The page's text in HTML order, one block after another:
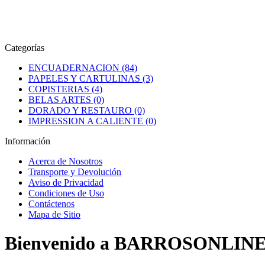
Categorías
ENCUADERNACION (84)
PAPELES Y CARTULINAS (3)
COPISTERIAS (4)
BELAS ARTES (0)
DORADO Y RESTAURO (0)
IMPRESSION A CALIENTE (0)
Información
Acerca de Nosotros
Transporte y Devolución
Aviso de Privacidad
Condiciones de Uso
Contáctenos
Mapa de Sitio
Bienvenido a